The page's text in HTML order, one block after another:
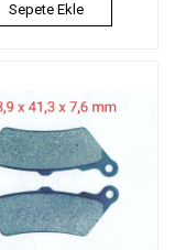
Sepete Ekle